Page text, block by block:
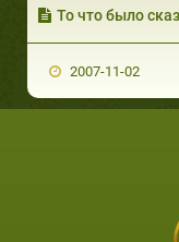
То что было
2007-11-02